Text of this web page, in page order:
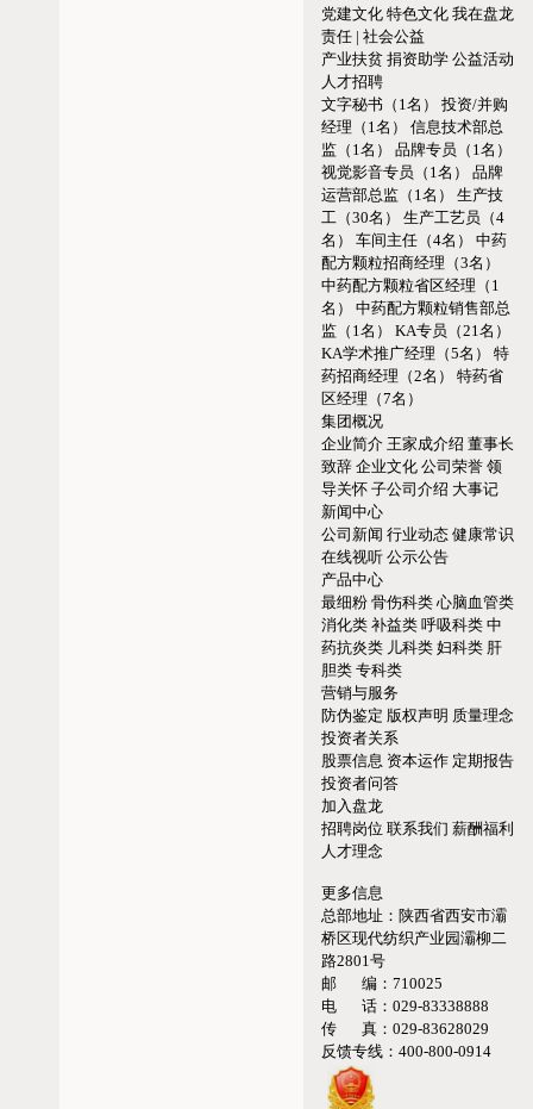
党建文化 特色文化 我在盘龙
责任 | 社会公益
产业扶贫 捐资助学 公益活动
人才招聘
文字秘书（1名）
投资/并购
经理（1名）
信息技术部总
监（1名）
品牌专员（1名）
视觉影音专员（1名）
品牌
运营部总监（1名）
生产技
工（30名）
生产工艺员（4
名）
车间主任（4名）
中药
配方颗粒招商经理（3名）
中药配方颗粒省区经理（1
名）
中药配方颗粒销售部总
监（1名）
KA专员（21名）
KA学术推广经理（5名）
特
药招商经理（2名）
特药省
区经理（7名）
集团概况
企业简介 王家成介绍 董事长
致辞 企业文化 公司荣誉 领
导关怀 子公司介绍 大事记
新闻中心
公司新闻 行业动态 健康常识
在线视听 公示公告
产品中心
最细粉 骨伤科类 心脑血管类
消化类 补益类 呼吸科类 中
药抗炎类 儿科类 妇科类 肝
胆类 专科类
营销与服务
防伪鉴定 版权声明 质量理念
投资者关系
股票信息 资本运作 定期报告
投资者问答
加入盘龙
招聘岗位 联系我们 薪酬福利
人才理念
更多信息
总部地址： 陕西省西安市灞
桥区现代纺织产业园灞柳二
路2801号
邮 编： 710025
电 话： 029-83338888
传 真： 029-83628029
反馈专线： 400-800-0914